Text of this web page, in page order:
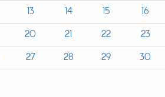
13 14 15
16
20 21 22
23
27 28 29
30